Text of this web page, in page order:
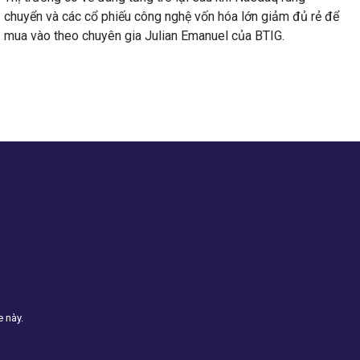
chuyển và các cổ phiếu công nghệ vốn hóa lớn giảm đủ rẻ để
mua vào theo chuyên gia Julian Emanuel của BTIG.
này.